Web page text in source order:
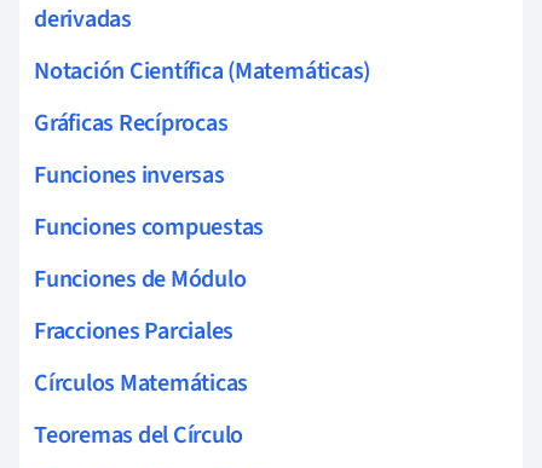
derivadas
Notación Científica (Matemáticas)
Gráficas Recíprocas
Funciones inversas
Funciones compuestas
Funciones de Módulo
Fracciones Parciales
Círculos Matemáticas
Teoremas del Círculo